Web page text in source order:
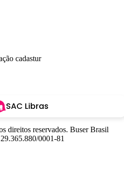
SAC Libras
direitos reservados. Buser Brasil
0001-81